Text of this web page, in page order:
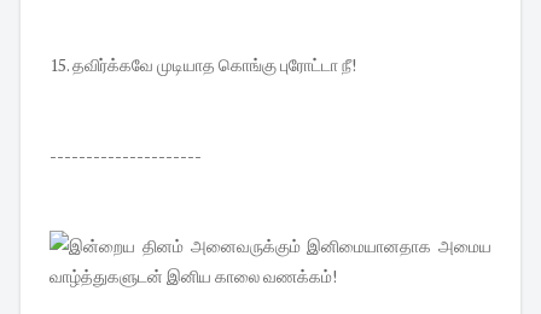
15. தவிர்க்கவே முடியாத கொங்கு புரோட்டா நீ!
---------------------